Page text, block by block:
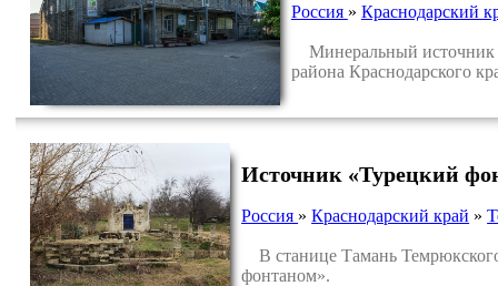
Россия » Краснодарский
Минеральный источник
района Краснодарского
Источник «Турецкий
Россия »Краснодарский край »
В станице Тамань
фонтаном».